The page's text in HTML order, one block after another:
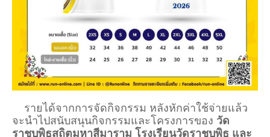
รายได้จากการจัดกิจกรรม หลังหักค่าใช้จ่ายแล้ว
จะนำไปสนับสนุนกิจกรรมและโครงการของ วัด
ราชบพิธสถิตมหาสีมาราม โรงเรียนวัดราชบพิธ และ